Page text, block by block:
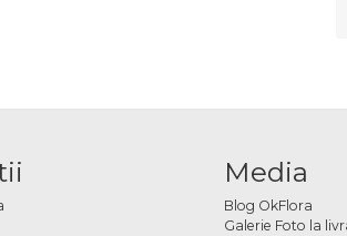
Media
Blog OkFlora
Galerie Foto la